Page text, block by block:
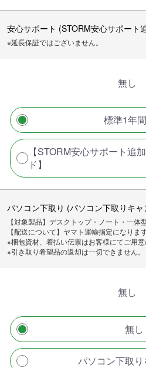
安心サポート (STORM安心サポート
※延長保証ではございません。
無し
標準1年
【STORM安心サポート追
ド】
パソコン下取り (パソコン下取りキャ
【対象製品】デスクトップ・ノート・一体
【配送について】ヤマト運輸指定になりま
※梱包資材、着払い伝票はお客様にてご用意
※引き取り希望品の返却は一切できません。
無し
無し
パソコン下取